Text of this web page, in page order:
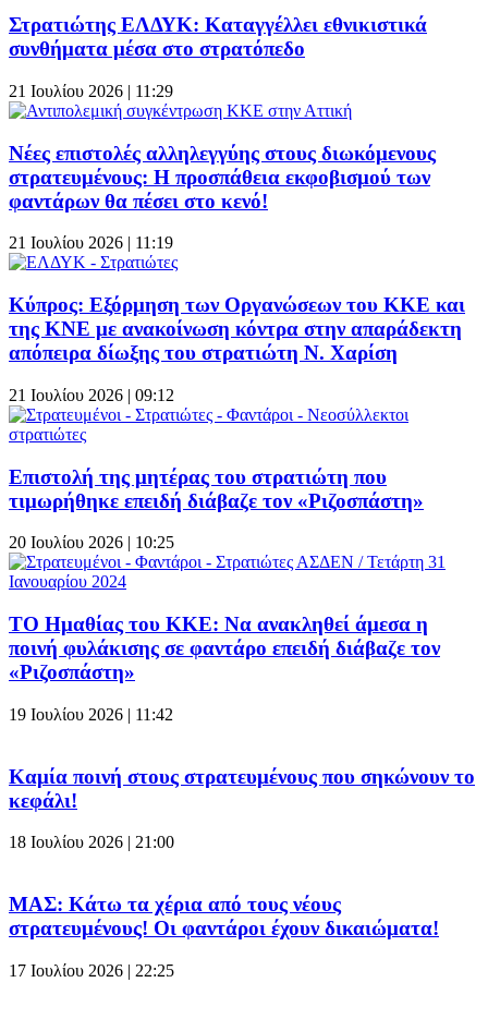
Στρατιώτης ΕΛΔΥΚ: Καταγγέλλει εθνικιστικά
συνθήματα μέσα στο στρατόπεδο
21 Ιουλίου 2026 | 11:29
Νέες επιστολές αλληλεγγύης στους διωκόμενους
στρατευμένους: Η προσπάθεια εκφοβισμού των
φαντάρων θα πέσει στο κενό!
21 Ιουλίου 2026 | 11:19
Κύπρος: Εξόρμηση των Οργανώσεων του ΚΚΕ και
της ΚΝΕ με ανακοίνωση κόντρα στην απαράδεκτη
απόπειρα δίωξης του στρατιώτη Ν. Χαρίση
21 Ιουλίου 2026 | 09:12
Επιστολή της μητέρας του στρατιώτη που
τιμωρήθηκε επειδή διάβαζε τον «Ριζοσπάστη»
20 Ιουλίου 2026 | 10:25
ΤΟ Ημαθίας του ΚΚΕ: Να ανακληθεί άμεσα η
ποινή φυλάκισης σε φαντάρο επειδή διάβαζε τον
«Ριζοσπάστη»
19 Ιουλίου 2026 | 11:42
Καμία ποινή στους στρατευμένους που σηκώνουν το
κεφάλι!
18 Ιουλίου 2026 | 21:00
ΜΑΣ: Κάτω τα χέρια από τους νέους
στρατευμένους! Οι φαντάροι έχουν δικαιώματα!
17 Ιουλίου 2026 | 22:25